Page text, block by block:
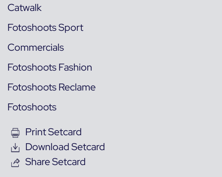
Catwalk
Fotoshoots Sport
Commercials
Fotoshoots Fashion
Fotoshoots Reclame
Fotoshoots
Print Setcard
Download Setcard
Share Setcard